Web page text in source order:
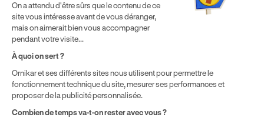
* Détail des conditions de nos offres
localisation géographique et du type de formules que vous
achetez comme détaillé dans nosConditions Générales de
Vente.
On a attendu d'être sûrs que le contenu de ce
site vous intéresse avant de vous déranger,
mais on aimerait bien vous accompagner
pendant votre visite...
À quoi on sert ?
Ornikar et ses différents sites nous utilisent pour permettre le
fonctionnement technique du site, mesurer ses performances et
proposer de la publicité personnalisée.
Combien de temps va-t-on rester avec vous ?